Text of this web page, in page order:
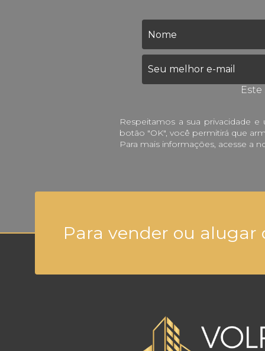
Respeitamos a sua privacidade
botão "OK", você permitirá que
Para mais informações, acesse a
Para vender ou alugar